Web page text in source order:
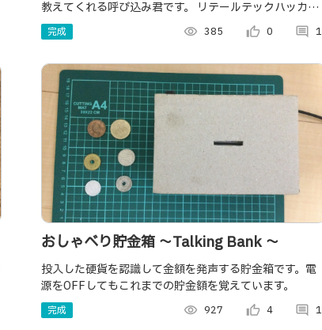
教えてくれる呼び込み君です。 リテールテックハッカソ
ンで作成しました。
完成 visibility 385 thumb_up_alt 0 comment 1
おしゃべり貯金箱 ～Talking Bank ～
投入した硬貨を認識して金額を発声する貯金箱です。電
源をOFFしてもこれまでの貯金額を覚えています。
完成 visibility 927 thumb_up_alt 4 comment 1